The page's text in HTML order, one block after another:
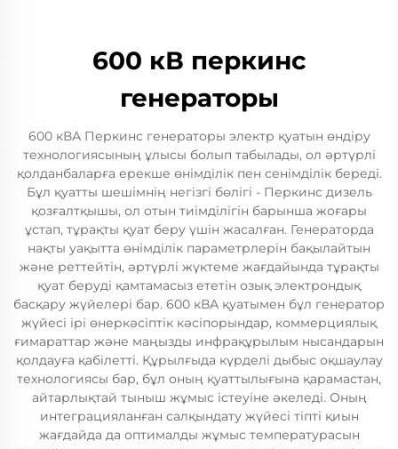
600 кВ перкинс
генераторы
600 кВА Перкинс генераторы электр қуатын өндіру
технологиясының ұлысы болып табылады, ол әртүрлі
қолданбаларға ерекше өнімділік пен сенімділік береді.
Бұл қуатты шешімнің негізгі бөлігі - Перкинс дизель
қозғалтқышы, ол отын тиімділігін барынша жоғары
ұстап, тұрақты қуат беру үшін жасалған. Генераторда
нақты уақытта өнімділік параметрлерін бақылайтын
және реттейтін, әртүрлі жүктеме жағдайында тұрақты
қуат беруді қамтамасыз ететін озық электрондық
басқару жүйелері бар. 600 кВА қуатымен бұл генератор
жүйесі ірі өнеркәсіптік кәсіпорындар, коммерциялық
ғимараттар және маңызды инфрақұрылым нысандарын
қолдауға қабілетті. Құрылғыда күрделі дыбыс оқшаулау
технологиясы бар, бұл оның қуаттылығына қарамастан,
айтарлықтай тыныш жұмыс істеуіне әкеледі. Оның
интеграцияланған салқындату жүйесі тіпті қиын
жағдайда да оптималды жұмыс температурасын